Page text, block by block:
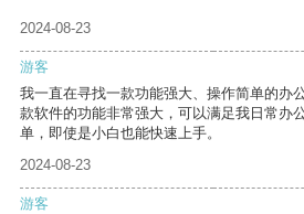
2024-08-23
游客
我一直在寻找一款功能强大、操作简单的办
款软件的功能非常强大，可以满足我日常办
单，即使是小白也能快速上手。
2024-08-23
游客